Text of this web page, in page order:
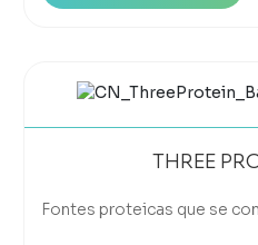
THREE
Fontes proteicas que se